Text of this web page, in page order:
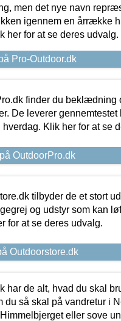
men det nye navn
igennem en årrække
her for at se deres udvalg.
Pro-Outdoor.dk
finder du beklædning
De leverer
hverdag. Klik her for at se
OutdoorPro.dk
tilbyder de et stort
og udstyr som kan
for at se deres udvalg.
Outdoorstore.dk
har de alt, hvad du skal
du så skal på vandretur i
eller sove